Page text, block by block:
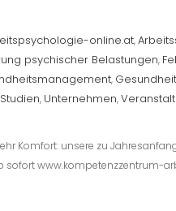
online.at,
psychischer Belastungen,
,
Studien, Unternehmen,
mehr Komfort: unsere zu
sofort www.kompetenzzentrum-